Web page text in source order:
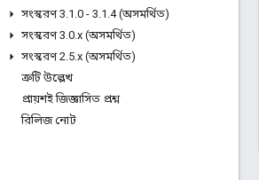
সংস্করণ 3.1 .0 - 3.1 .4 (অসমর্থিত)
সংস্করণ 3.0.x (অসমর্থিত)
সংস্করণ 2.5.x (অসমর্থিত)
ত্রুটি উল্লেখ
প্রায়শই জিজ্ঞাসিত প্রশ্ন
রিলিজ নোট